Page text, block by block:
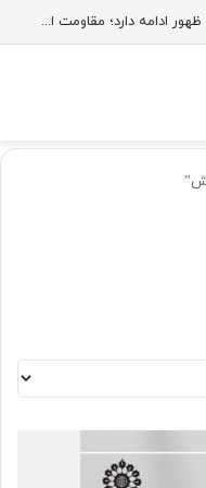
شیخ نعیم قاسم: راه امام حسین(ع) تا ظهور ادامه دارد؛ مقاومت از کربلا الهام می‌گیرد